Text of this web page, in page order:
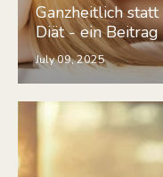
Ganzheitlich
Diät - ein Beitrag
July 09, 2025